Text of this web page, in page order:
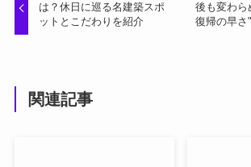
は？休日に巡る名建築スポ
ットとこだわりを紹介
後も変わら
復帰の早さ
関連記事